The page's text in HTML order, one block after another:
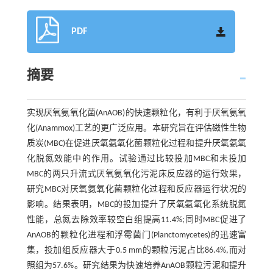
PDF
摘要
实现厌氧氨氧化菌(AnAOB)的快速颗粒化，有利于厌氧氨氧
化(Anammox)工艺的更广泛应用。本研究旨在评估磁性生物
质炭(MBC)在促进厌氧氨氧化菌颗粒化过程和提升厌氧氨氧
化脱氮效能中的作用。试验通过比较投加MBC和未投加
MBC的两只升流式厌氧氨氧化污泥床反应器的运行效果，
研究MBC对厌氧氨氧化菌颗粒化过程和反应器运行状况的
影响。结果表明，MBC的投加提升了厌氧氨氧化系统脱氮
性能，总氮去除效率较空白组提高11.4%;同时MBC促进了
AnAOB的颗粒化进程和浮霉菌门(Planctomycetes)的迅速富
集，投加组反应器大于0.5 mm的颗粒污泥占比86.4%,而对
照组为57.6%。研究结果为快速培养AnAOB颗粒污泥和提升